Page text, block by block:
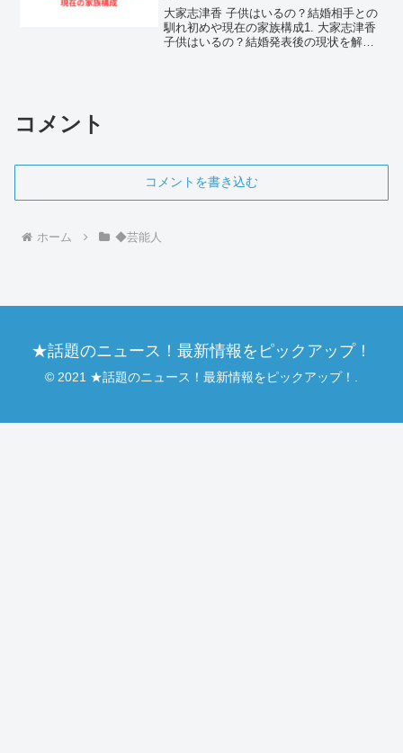
大家志津香 子供はいるの？結婚相手との
馴れ初めや現在の家族構成1. 大家志津香
子供はいるの？結婚発表後の現状を解説
コメント
コメントを書き込む
ホーム ◆芸能人
★話題のニュース！最新情報をピックアップ！
© 2021 ★話題のニュース！最新情報をピックアップ！.